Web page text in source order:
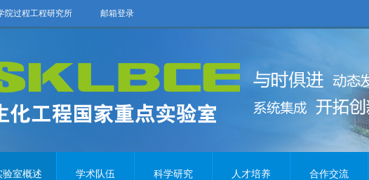
院过程工程研究所 邮箱登录
验室概述 学术队伍 科学研究 人才培养 合作交流